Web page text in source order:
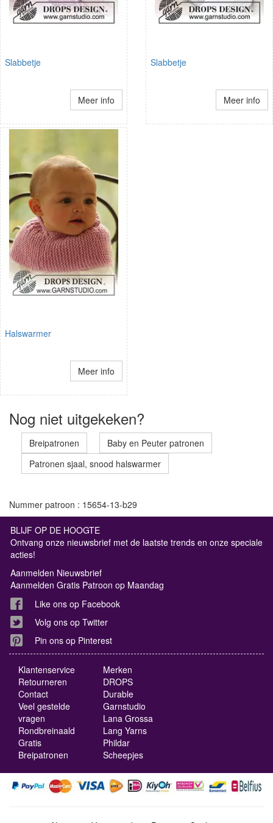
Slabbetje
Meer info
Slabbetje
Meer info
Halswarmer
Meer info
Nog niet uitgekeken?
Breipatronen
Baby en Peuter patronen
Patronen sjaal, snood halswarmer
Nummer patroon : 15654-13-b29
BLIJF OP DE HOOGTE
Ontvang onze nieuwsbrief met de laatste trends en onze speciale
acties!
Aanmelden Nieuwsbrief
Aanmelden Gratis Patroon op Maandag
Like ons op Facebook
Volg ons op Twitter
Pin ons op Pinterest
Klantenservice
Retourneren
Contact
Veel gestelde
vragen
Rondbreinaald
Gratis
Breipatronen
Merken
DROPS
Durable
Garnstudio
Lana Grossa
Lang Yarns
Phildar
Scheepjes